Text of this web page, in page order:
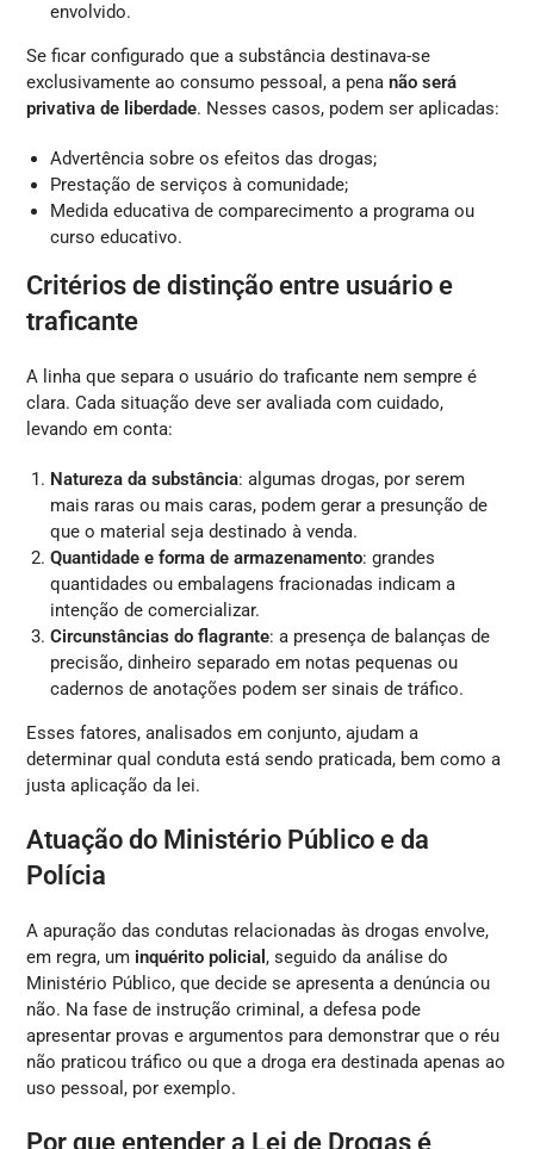
envolvido.
Se ficar configurado que a substância destinava-se
exclusivamente ao consumo pessoal, a penanão será
privativa de liberdade. Nesses casos, podem ser aplicadas:
Advertência sobre os efeitos das drogas;
Prestação de serviços à comunidade;
Medida educativa de comparecimento a programa ou
curso educativo.
Critérios de distinção entre usuário e
traficante
A linha que separa o usuário do traficante nem sempre é
clara. Cada situação deve ser avaliada com cuidado,
levando em conta:
Natureza da substância: algumas drogas, por serem
mais raras ou mais caras, podem gerar a presunção de
que o material seja destinado à venda.
Quantidade e forma de armazenamento: grandes
quantidades ou embalagens fracionadas indicam a
intenção de comercializar.
Circunstâncias do flagrante: a presença de balanças de
precisão, dinheiro separado em notas pequenas ou
cadernos de anotações podem ser sinais de tráfico.
Esses fatores, analisados em conjunto, ajudam a
determinar qual conduta está sendo praticada, bem como a
justa aplicação da lei.
Atuação do Ministério Público e da
Polícia
A apuração das condutas relacionadas às drogas envolve,
em regra, um inquérito policial , seguido da análise do
Ministério Público, que decide se apresenta a denúncia ou
não. Na fase de instrução criminal, a defesa pode
apresentar provas e argumentos para demonstrar que o réu
não praticou tráfico ou que a droga era destinada apenas ao
uso pessoal, por exemplo.
Por que entender a Lei de Drogas é